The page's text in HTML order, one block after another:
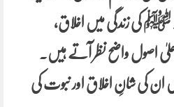
ﷺ کی زندگی میں اخلاق،
اصول واضح نظر آتے ہیں۔
ان کی شانِ اخلاق اور نبوت کی